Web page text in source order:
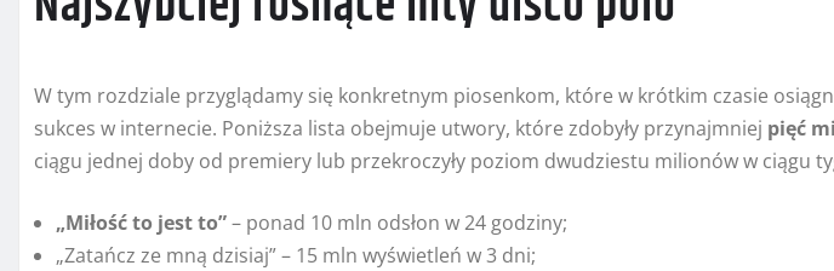
W tym rozdziale przyglądamy się konkretnym piosenkom, które w krótkim czasie
sukces w internecie. Poniższa lista obejmuje utwory, które zdobyły przynajmniej pięć
ciągu jednej doby od premiery lub przekroczyły poziom dwudziestu milionów w ciągu
„Miłość to jest to”– ponad 10 mln odsłon w 24 godziny;
„Zatańcz ze mną dzisiaj” – 15 mln wyświetleń w 3 dni;